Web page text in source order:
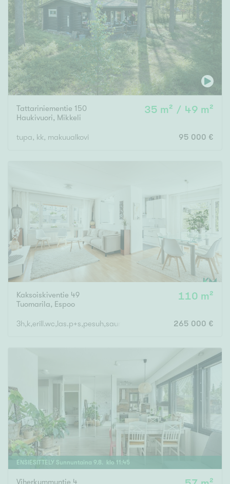
Tattariniementie 150
Haukivuori, Mikkeli
35 m² / 49 m²
tupa, kk, makuualkovi 95 000 €
Kaksoiskiventie 49
Tuomarila, Espoo
110 m²
3h,k,erill.wc,las.p+s,pesuh,saunatupa,erill.wc 265 000 €
ENSIESITTELY Sunnuntaina 9.8. klo 11 :45
Viherkummuntie 4